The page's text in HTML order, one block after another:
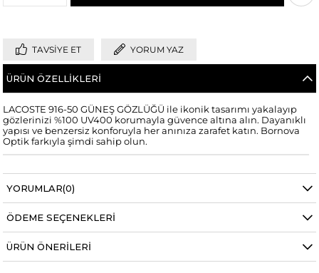
TAVSIYE ET YORUM YAZ
ÜRÜN ÖZELLIKLERI
LACOSTE 916-50 GÜNEŞ GÖZLÜĞÜ ile ikonik tasarımı yakalayıp
gözlerinizi %100 UV400 korumayla güvence altına alın. Dayanıklı
yapısı ve benzersiz konforuyla her anınıza zarafet katın. Bornova
Optik farkıyla şimdi sahip olun.
YORUMLAR(0)
ÖDEME SEÇENEKLERI
ÜRÜN ÖNERILERI